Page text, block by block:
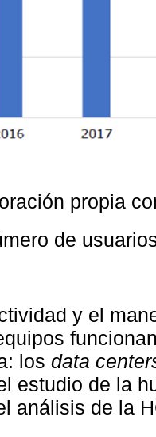
propia
de
y el
los data
estudio de la
análisis de la